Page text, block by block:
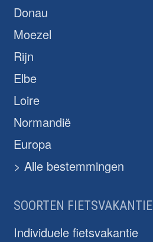
Donau
Moezel
Rijn
Elbe
Loire
Normandië
Europa
> Alle bestemmingen
SOORTEN FIETSVAKANTIE
Individuele fietsvakantie